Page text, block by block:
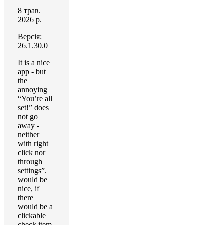
8 трав.
2026 р.
Версія:
26.1.30.0
It is a nice
app - but
the
annoying
“You’re all
set!” does
not go
away -
neither
with right
click nor
through
settings”.
would be
nice, if
there
would be a
clickable